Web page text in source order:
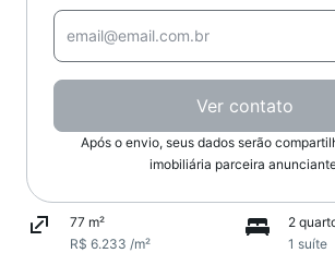
Ver contato
Após o envio, seus dados serão
imobiliária parceira
77 m²
R$ 6.233 /m²
2
1 suíte